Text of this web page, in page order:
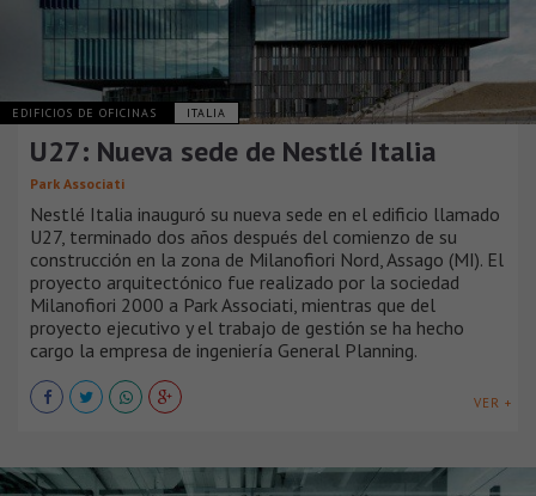
EDIFICIOS DE OFICINAS ITALIA
U27: Nueva sede de Nestlé Italia
Park Associati
Nestlé Italia inauguró su nueva sede en el edificio llamado
U27, terminado dos años después del comienzo de su
construcción en la zona de Milanofiori Nord, Assago (MI). El
proyecto arquitectónico fue realizado por la sociedad
Milanofiori 2000 a Park Associati, mientras que del
proyecto ejecutivo y el trabajo de gestión se ha hecho
cargo la empresa de ingeniería General Planning.
VER +